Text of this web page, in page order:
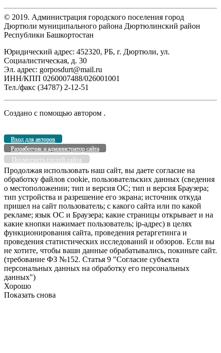
© 2019. Администрация городского поселения город
Дюртюли муниципального района Дюртюлинский район
Республики Башкортостан
Юридический адрес: 452320, РБ, г. Дюртюли, ул.
Социалистическая, д. 30
Эл. адрес: gorposdurt@mail.ru
ИНН/КПП 0260007488/026001001
Тел./факс (34787) 2-12-51
Создано с помощью автором .
Вход для авторов
Разработчик и администратор сайта
Посмотреть гостей сайта
Продолжая использовать наш сайт, вы даете согласие на
обработку файлов cookie, пользовательских данных (сведения
о местоположении; тип и версия ОС; тип и версия Браузера;
тип устройства и разрешение его экрана; источник откуда
пришел на сайт пользователь; с какого сайта или по какой
рекламе; язык ОС и Браузера; какие страницы открывает и на
какие кнопки нажимает пользователь; ip-адрес) в целях
функционирования сайта, проведения ретаргетинга и
проведения статистических исследований и обзоров. Если вы
не хотите, чтобы ваши данные обрабатывались, покиньте сайт.
(требование ФЗ №152. Статья 9 "Согласие субъекта
персональных данных на обработку его персональных
данных")
Хорошо
Показать снова